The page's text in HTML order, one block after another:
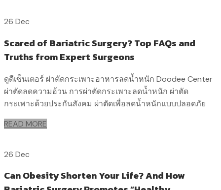
26 Dec
Scared of Bariatric Surgery? Top FAQs and
Truths from Expert Surgeons
ดูดีเซ็นเตอร์ ผ่าตัดกระเพาะอาหารลดน้ำหนัก Doodee Center
ผ่าตัดลดความอ้วน การผ่าตัดกระเพาะลดน้ำหนัก ผ่าตัด
กระเพาะด้วยประกันสังคม ผ่าตัดเพื่อลดน้ำหนักแบบปลอดภัย
READ MORE
26 Dec
Can Obesity Shorten Your Life? And How